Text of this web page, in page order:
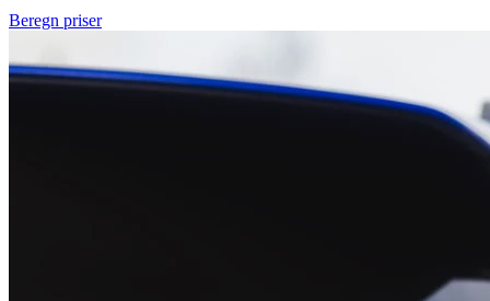
Beregn priser